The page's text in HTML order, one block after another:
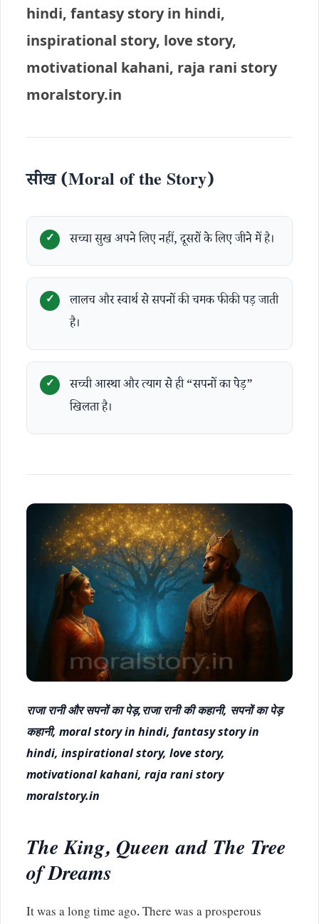
hindi, fantasy story in hindi,
inspirational story, love story,
motivational kahani, raja rani story
moralstory.in
सीख (Moral of the Story)
सच्चा सुख अपने लिए नहीं, दूसरों के लिए जीने में है।
लालच और स्वार्थ से सपनों की चमक फीकी पड़ जाती
है।
सच्ची आस्था और त्याग से ही “सपनों का पेड़”
खिलता है।
राजा रानी और सपनों का पेड़,राजा रानी की कहानी, सपनों का पेड़
कहानी, moral story in hindi, fantasy story in
hindi, inspirational story, love story,
motivational kahani, raja rani story
moralstory.in
The King, Queen and The Tree
of Dreams
It was a long time ago. There was a prosperous